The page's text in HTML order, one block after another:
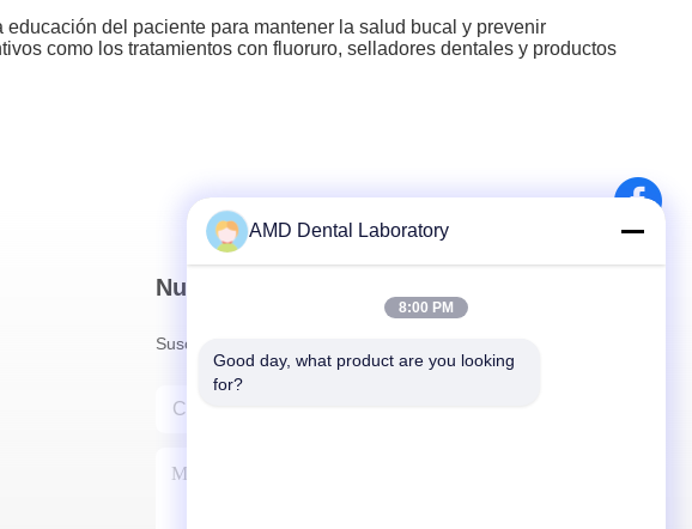
del paciente para mantener la salud bucal y prevenir
como los tratamientos con fluoruro, selladores dentales y productos
Nuestro boletín
Suscríbete a nuestro boletín para obtener descuentos y más.
AMD Dental Laboratory
8:00 PM
Good day, what product are you looking
for?